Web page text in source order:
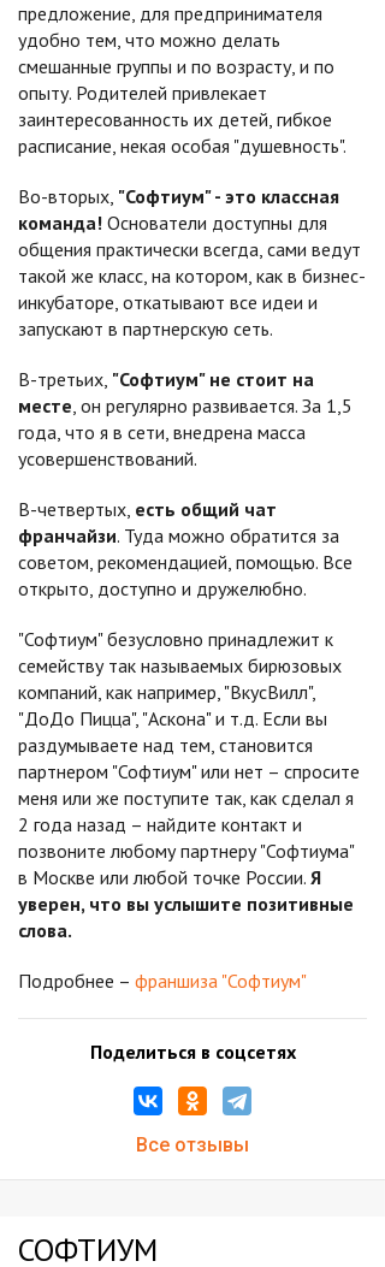
предложение, для предпринимателя
удобно тем, что можно делать
смешанные группы и по возрасту, и по
опыту. Родителей привлекает
заинтересованность их детей, гибкое
расписание, некая особая "душевность".
Во-вторых, "Софтиум" - это классная
команда! Основатели доступны для
общения практически всегда, сами ведут
такой же класс, на котором, как в бизнес-
инкубаторе, откатывают все идеи и
запускают в партнерскую сеть.
В-третьих, "Софтиум" не стоит на
месте, он регулярно развивается. За 1,5
года, что я в сети, внедрена масса
усовершенствований.
В-четвертых, есть общий чат
франчайзи. Туда можно обратится за
советом, рекомендацией, помощью. Все
открыто, доступно и дружелюбно.
"Софтиум" безусловно принадлежит к
семейству так называемых бирюзовых
компаний, как например, "ВкусВилл",
"ДоДо Пицца", "Аскона" и т.д. Если вы
раздумываете над тем, становится
партнером "Софтиум" или нет – спросите
меня или же поступите так, как сделал я
2 года назад – найдите контакт и
позвоните любому партнеру "Софтиума"
в Москве или любой точке России. Я
уверен, что вы услышите позитивные
слова.
Подробнее – франшиза "Софтиум"
Поделиться в соцсетях
Все отзывы
СОФТИУМ